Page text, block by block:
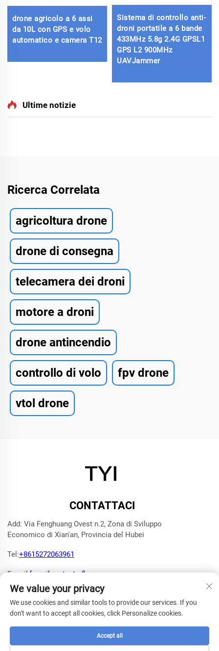
drone agricolo a 6 assi
da 10L con GPS e volo
automatico e camera T12
Sistema di controllo anti-
droni portatile a 6 bande
433MHz 5.8g 2.4G GPSL1
GPS L2 900MHz
UAVJammer
Ultime notizie
Ricerca Correlata
agricoltura drone
drone di consegna
telecamera dei droni
motore a droni
drone antincendio
controllo di volo fpv drone
vtol drone
CONTATTACI
Add: Via Fenghuang Ovest n.2, Zona di Sviluppo
Economico di Xian'an, Provincia del Hubei
Tel:+8615272063961
E-mail:[email protected]
Copyright © 2025 Xianning TYI Model Technology Company -
Informativa sulla privacy
We value your privacy
We use cookies and similar tools to provide our services. If you
don't want to accept all cookies, click Personalize cookies.
Accept all